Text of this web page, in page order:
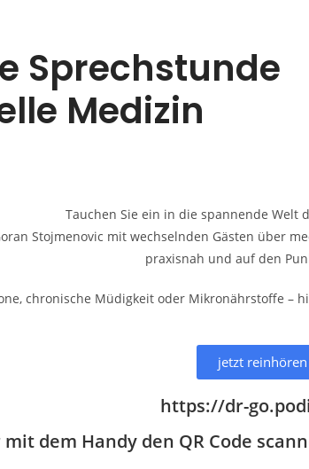
Sprechstunde
Medizin
Tauchen Sie ein in die spannende Welt
Stojmenovic mit wechselnden Gästen über
praxisnah und auf den
chronische Müdigkeit oder Mikronährstoffe –
jetzt reinhören
https://dr-
mit dem Handy den QR Code